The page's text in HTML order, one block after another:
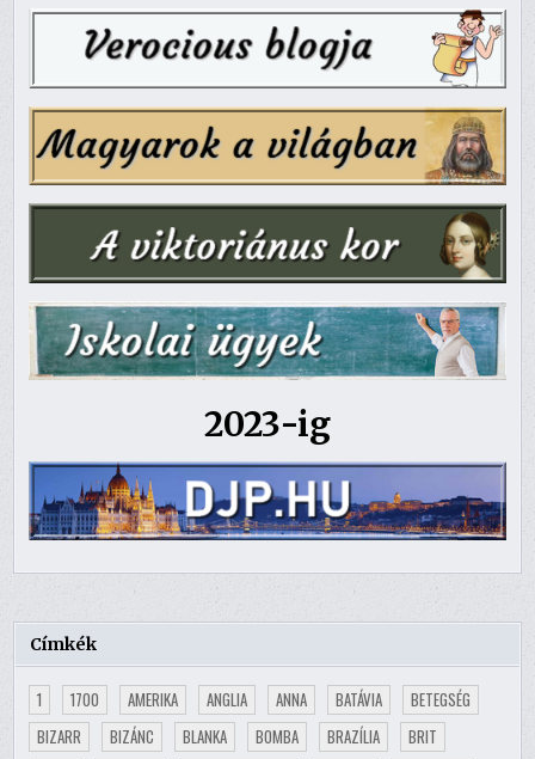
2023-ig
Címkék
1 1700 AMERIKA ANGLIA ANNA BATÁVIA
BETEGSÉG
BIZARR
BIZÁNC BLANKA BOMBA BRAZÍLIA
BRIT